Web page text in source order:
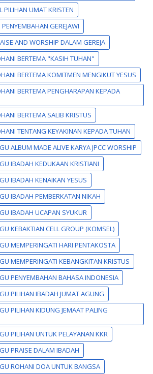
PILIHAN UMAT KRISTEN
GEREJAWI
AND WORSHIP DALAM GEREJA
BERTEMA "KASIH TUHAN"
BERTEMA KOMITMEN MENGIKUT YESUS
BERTEMA PENGHARAPAN KEPADA
BERTEMA SALIB KRISTUS
TENTANG KEYAKINAN KEPADA TUHAN
ALBUM MADE ALIVE KARYA JPCC WORSHIP
IBADAH KEDUKAAN KRISTIANI
IBADAH KENAIKAN YESUS
IBADAH PEMBERKATAN NIKAH
IBADAH UCAPAN SYUKUR
KEBAKTIAN CELL GROUP (KOMSEL)
MEMPERINGATI HARI PENTAKOSTA
MEMPERINGATI KEBANGKITAN KRISTUS
PENYEMBAHAN BAHASA INDONESIA
PILIHAN IBADAH JUMAT AGUNG
PILIHAN KIDUNG JEMAAT PALING
PILIHAN UNTUK PELAYANAN KKR
PRAISE DALAM IBADAH
ROHANI DOA UNTUK BANGSA